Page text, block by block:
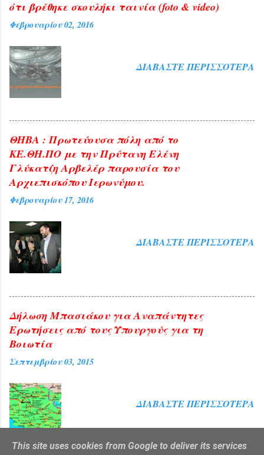
ότι βρέθηκε σκουλήκι ταινία (foto & video)
Φεβρουαρίου 02, 2016
ΔΙΑΒΆΣΤΕ ΠΕΡΙΣΣΌΤΕΡΑ
ΘΗΒΑ : Πρωτεύουσα πόλη από το
ΚΕ.ΘΗ.ΠΟ με την Πρύτανη Ελένη
Γλύκατζη Αρβελέρ παρουσία του
Αρχιεπισκόπου Ιερωνύμου.
Φεβρουαρίου 17, 2016
ΔΙΑΒΆΣΤΕ ΠΕΡΙΣΣΌΤΕΡΑ
Δήλωση Μπασιάκου για Αναπάντητες
Ερωτήσεις από τους Υπουργούς για τη
Βοιωτία
Σεπτεμβρίου 03, 2015
ΔΙΑΒΆΣΤΕ ΠΕΡΙΣΣΌΤΕΡΑ
This site uses cookies from Google to deliver its services